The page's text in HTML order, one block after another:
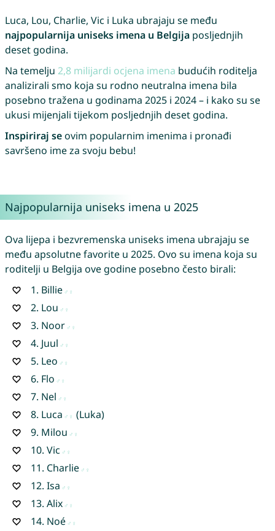
Luca, Lou, Charlie, Vic i Luka ubrajaju se među
najpopularnija uniseks imena u Belgijaposljednjih
deset godina.
Na temelju 2,8 milijardi ocjena imena budućih roditelja
analizirali smo koja su rodno neutralna imena bila
posebno tražena u godinama 2025 i 2024 – i kako su se
ukusi mijenjali tijekom posljednjih deset godina.
Inspiriraj seovim popularnim imenima i pronađi
savršeno ime za svoju bebu!
Najpopularnija uniseks imena u 2025
Ova lijepa i bezvremenska uniseks imena ubrajaju se
među apsolutne favorite u 2025. Ovo su imena koja su
roditelji u Belgija ove godine posebno često birali:
1. Billie
2. Lou
3. Noor
4. Juul
5. Leo
6. Flo
7. Nel
8. Luca
(Luka)
9. Milou
10. Vic
11. Charlie
12. Isa
13. Alix
14. Noé